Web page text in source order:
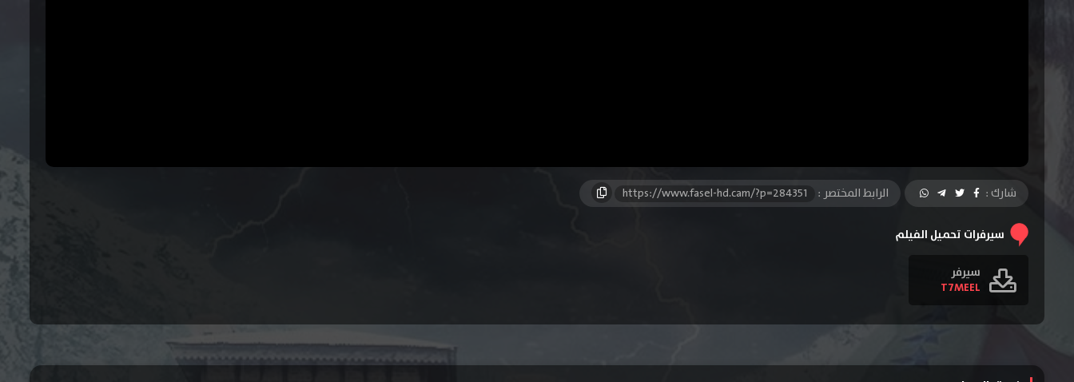
شارك : الرابط المختصر : https://www.fasel-hd.cam/?p=284351
سيرفرات تحميل الفيلم
سيرفر
T7MEEL